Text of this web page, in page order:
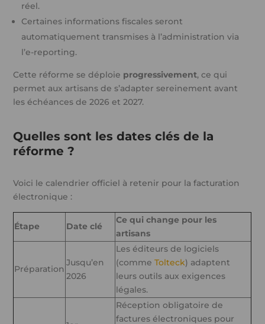
réel.
Certaines informations fiscales seront
automatiquement transmises à l’administration via
l’e-reporting.
Cette réforme se déploie progressivement, ce qui
permet aux artisans de s’adapter sereinement avant
les échéances de 2026 et 2027.
Quelles sont les dates clés de la
réforme ?
Voici le calendrier officiel à retenir pour la facturation
électronique :
Étape Date clé
Ce qui change pour les
artisans
Préparation
Jusqu’en
2026
Les éditeurs de logiciels
(commeTolteck) adaptent
leurs outils aux exigences
légales.
Réception obligatoire de
factures électroniques pour